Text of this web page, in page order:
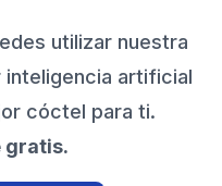
utilizar nuestra
inteligencia artificial
cóctel para ti.
gratis.